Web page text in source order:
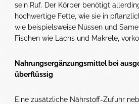
sein Ruf. Der Körper benötigt
hochwertige Fette, wie sie in
wie beispielsweise Nüssen und
Fischen wie Lachs und Makrele,
Nahrungsergänzungsmittel bei
überflüssig
Eine zusätzliche Nährstoff-Zufuhr